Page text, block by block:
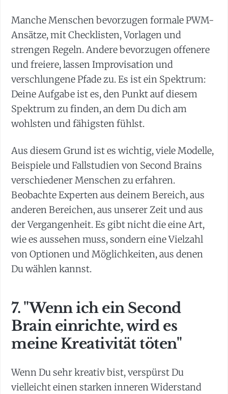
Manche Menschen bevorzugen formale PWM-
Ansätze, mit Checklisten, Vorlagen und
strengen Regeln. Andere bevorzugen offenere
und freiere, lassen Improvisation und
verschlungene Pfade zu. Es ist ein Spektrum:
Deine Aufgabe ist es, den Punkt auf diesem
Spektrum zu finden, an dem Du dich am
wohlsten und fähigsten fühlst.
Aus diesem Grund ist es wichtig, viele Modelle,
Beispiele und Fallstudien von Second Brains
verschiedener Menschen zu erfahren.
Beobachte Experten aus deinem Bereich, aus
anderen Bereichen, aus unserer Zeit und aus
der Vergangenheit. Es gibt nicht die eine Art,
wie es aussehen muss, sondern eine Vielzahl
von Optionen und Möglichkeiten, aus denen
Du wählen kannst.
7. "Wenn ich ein Second
Brain einrichte, wird es
meine Kreativität töten"
Wenn Du sehr kreativ bist, verspürst Du
vielleicht einen starken inneren Widerstand